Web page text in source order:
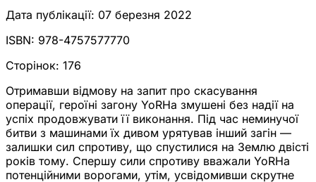
Дата публікації: 07 березня 2022
ISBN: 978-4757577770
Сторінок: 176
Отримавши відмову на запит про скасування
операції, героїні загону YoRHa змушені без надії на
успіх продовжувати її виконання. Під час неминучої
битви з машинами їх дивом урятував інший загін —
залишки сил спротиву, що спустилися на Землю двісті
років тому. Спершу сили спротиву вважали YoRHa
потенційними ворогами, утім, усвідомивши скрутне